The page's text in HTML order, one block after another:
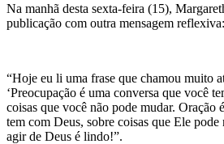
Na manhã desta sexta-feira (15),
publicação com outra mensagem reflexiva:
“Hoje eu li uma frase que chamou muito
‘Preocupação é uma conversa que você
coisas que você não pode mudar. Oração
tem com Deus, sobre coisas que Ele
agir de Deus é lindo!”.